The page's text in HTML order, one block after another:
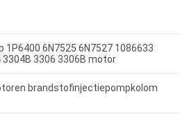
6N7525 6N7527 1086633
3306 3306B motor
brandstofinjectiepompkolom